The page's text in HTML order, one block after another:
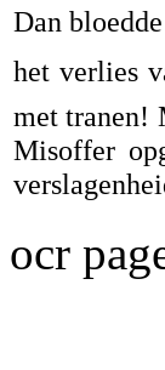
Dan
het verlies
met tranen!
Misoffer
ocr